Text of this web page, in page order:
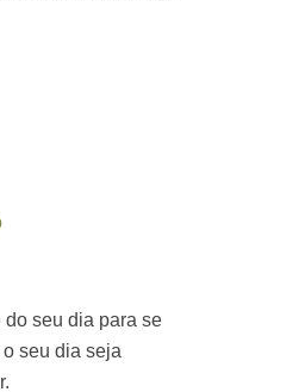
do seu dia para se
seu dia seja